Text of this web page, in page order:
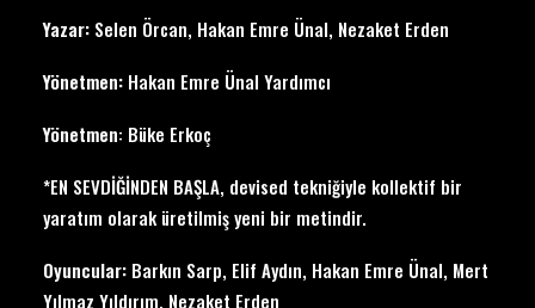
Yazar: Selen Örcan, Hakan Emre Ünal, Nezaket Erden
Yönetmen: Hakan Emre Ünal Yardımcı
Yönetmen: Büke Erkoç
*EN SEVDİĞİNDEN BAŞLA, devised tekniğiyle kollektif bir
yaratım olarak üretilmiş yeni bir metindir.
Oyuncular: Barkın Sarp, Elif Aydın, Hakan Emre Ünal, Mert
Yılmaz Yıldırım, Nezaket Erden